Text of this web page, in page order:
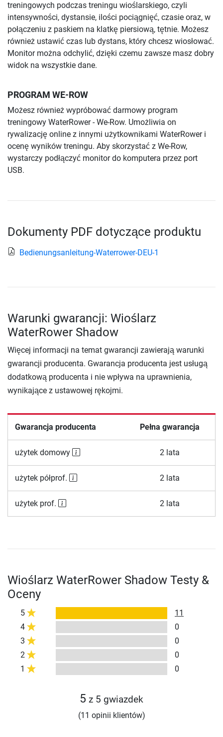
treningowych podczas treningu wioślarskiego, czyli
intensywności, dystansie, ilości pociągnięć, czasie oraz, w
połączeniu z paskiem na klatkę piersiową, tętnie. Możesz
również ustawić czas lub dystans, który chcesz wiosłować.
Monitor można odchylić, dzięki czemu zawsze masz dobry
widok na wszystkie dane.
PROGRAM WE-ROW
Możesz również wypróbować darmowy program
treningowy WaterRower - We-Row. Umożliwia on
rywalizację online z innymi użytkownikami WaterRower i
ocenę wyników treningu. Aby skorzystać z We-Row,
wystarczy podłączyć monitor do komputera przez port
USB.
Dokumenty PDF dotyczące produktu
Bedienungsanleitung-Waterrower-DEU-1
Warunki gwarancji: Wioślarz
WaterRower Shadow
Więcej informacji na temat gwarancji zawierają warunki
gwarancji producenta. Gwarancja producenta jest usługą
dodatkową producenta i nie wpływa na uprawnienia,
wynikające z ustawowej rękojmi.
Gwarancja producenta Pełna gwarancja
użytek domowy 2 lata
użytek półprof. 2 lata
użytek prof. 2 lata
Wioślarz WaterRower Shadow Testy &
Oceny
5
11
4
0
3
0
2
0
1
0
5 z 5 gwiazdek
(11 opinii klientów)